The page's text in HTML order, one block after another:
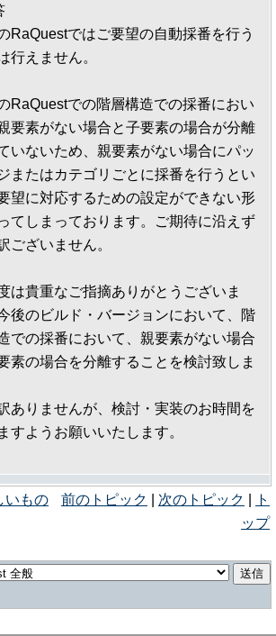
RaQuestではご要望の自動採番を行う
行えません。
RaQuestでの階層構造での採番におい
要素がない場合と子要素の場合が分離
いないため、親要素がない場合にパッ
またはカテゴリごとに採番を行うとい
望に対応するための設定ができない形
てしまっております。ご期待に沿えず
ございません。
は貴重なご指摘ありがとうございま
後のビルド・バージョンにおいて、階
での採番において、親要素がない場合
素の場合を分離することを検討致しま
ありませんが、検討・実装のお時間を
すようお願いいたします。
いもの
前のトピック 次のトピック
ト
ップ